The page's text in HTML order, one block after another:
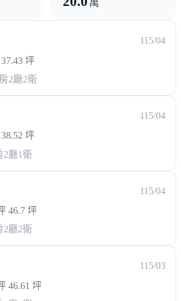
萬
115/04
坪
2廳2衛
115/04
坪
2廳1衛
115/04
46.7 坪
2廳2衛
115/03
46.61 坪